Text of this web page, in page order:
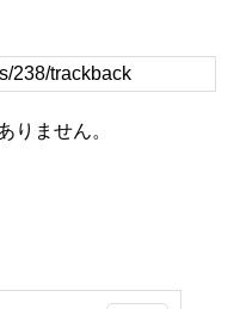
りません。